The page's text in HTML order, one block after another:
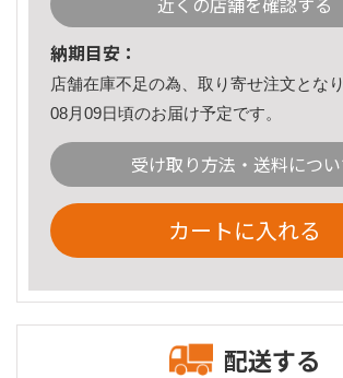
納期目安：
店舗在庫不足の為、取り寄せ注文となり
08月09日頃のお届け予定です。
受け取り方法・送料につ
カートに入れる
配送する